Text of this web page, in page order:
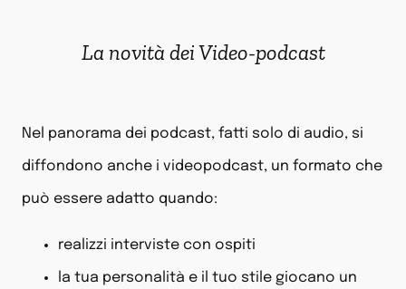
La novità dei Video-podcast
Nel panorama dei podcast, fatti solo di audio, si
diffondono anche i videopodcast, un formato che
può essere adatto quando:
realizzi interviste con ospiti
la tua personalità e il tuo stile giocano un